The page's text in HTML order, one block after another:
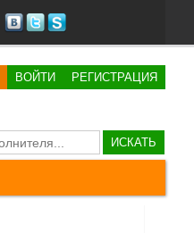
ВОЙТИ РЕГИСТРАЦИЯ
ИСКАТЬ